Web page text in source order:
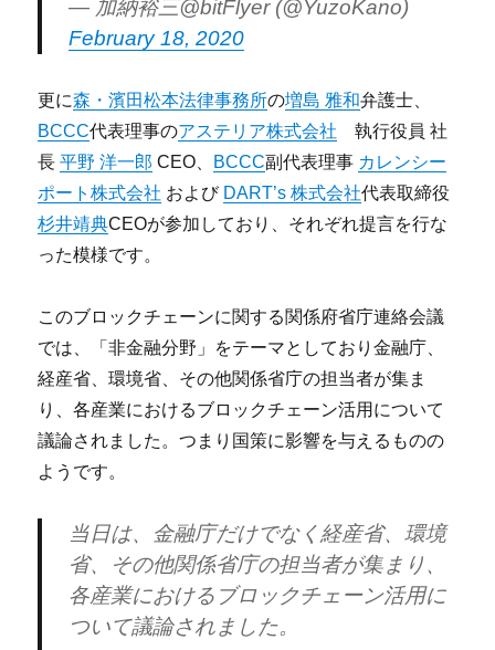
— 加納裕三@bitFlyer (@YuzoKano)
February 18, 2020
更に森・濱田松本法律事務所の増島 雅和弁護士、
BCCC代表理事のアステリア株式会社 執行役員 社
長平野 洋一郎 CEO、 BCCC副代表理事 カレンシー
ポート株式会社 および DART’s 株式会社代表取締役
杉井靖典CEOが参加しており、それぞれ提言を行な
った模様です。
このブロックチェーンに関する関係府省庁連絡会議
では、「非金融分野」をテーマとしており金融庁、
経産省、環境省、その他関係省庁の担当者が集ま
り、各産業におけるブロックチェーン活用について
議論されました。つまり国策に影響を与えるものの
ようです。
当日は、金融庁だけでなく経産省、環境
省、その他関係省庁の担当者が集まり、
各産業におけるブロックチェーン活用に
ついて議論されました。